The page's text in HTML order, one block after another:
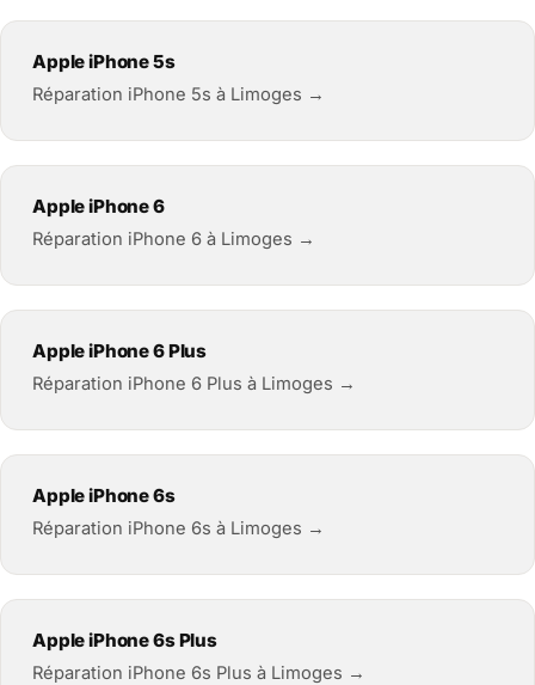
Apple iPhone 5s
Réparation iPhone 5s à Limoges →
Apple iPhone 6
Réparation iPhone 6 à Limoges →
Apple iPhone 6 Plus
Réparation iPhone 6 Plus à Limoges →
Apple iPhone 6s
Réparation iPhone 6s à Limoges →
Apple iPhone 6s Plus
Réparation iPhone 6s Plus à Limoges →